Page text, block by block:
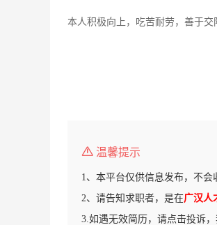
本人积极向上，吃苦耐劳，善于
温馨提示
1、本平台仅供信息发布，不会
2、请告知求职者，是在广汉人
3.如遇无效简历，请点击投诉